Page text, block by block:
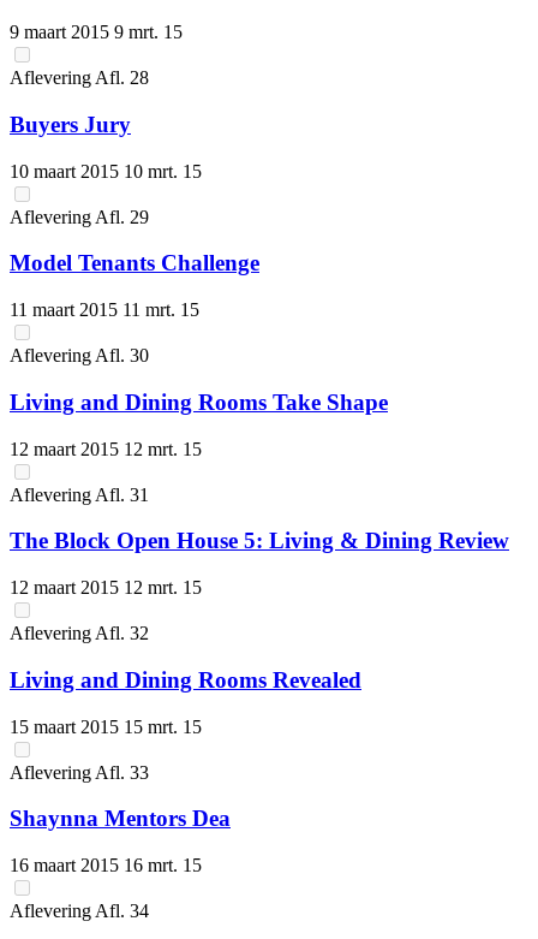
9 maart 2015 9 mrt. 15
Aflevering Afl. 28
Buyers Jury
10 maart 2015 10 mrt. 15
Aflevering Afl. 29
Model Tenants Challenge
11 maart 2015 11 mrt. 15
Aflevering Afl. 30
Living and Dining Rooms Take Shape
12 maart 2015 12 mrt. 15
Aflevering Afl. 31
The Block Open House 5: Living & Dining Review
12 maart 2015 12 mrt. 15
Aflevering Afl. 32
Living and Dining Rooms Revealed
15 maart 2015 15 mrt. 15
Aflevering Afl. 33
Shaynna Mentors Dea
16 maart 2015 16 mrt. 15
Aflevering Afl. 34